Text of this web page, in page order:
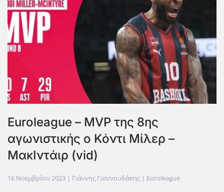
Euroleague – MVP της 8ης
αγωνιστικής ο Κόντι Μίλερ –
ΜακΙντάιρ (vid)
16 Νοεμβρίου 2023 | Γιάννης Γιαννουδάκης | Euroleague